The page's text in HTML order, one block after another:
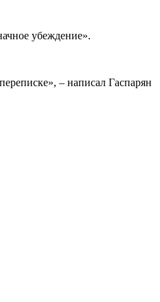
убеждение».
– написал Гаспарян